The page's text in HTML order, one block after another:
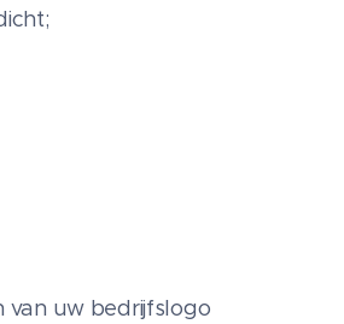
van uw bedrijfslogo